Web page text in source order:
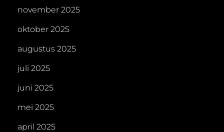
november 2025
oktober 2025
augustus 2025
juli 2025
juni 2025
mei 2025
april 2025